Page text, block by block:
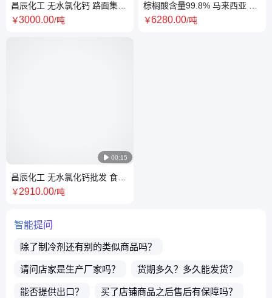
昌辰化工 无水氯化钙 路面集尘
剂 干燥剂库存充足
￥3000.00/吨
 00:15
昌辰化工 无水氯化钙批发 食品
防腐剂25kg包装用途广泛
￥2910.00/吨
棕榈酸含量99.8% 马来西亚 软
脂酸 57-103 塑料级 国内 十六
￥6280.00/吨
智能提问
除了制冷剂 还有别的类似商品吗？
请问店家是生产厂家吗？ 货期多久？多久能发货？
能否提供出口？ 买了店铺商品之后售后有保障吗？